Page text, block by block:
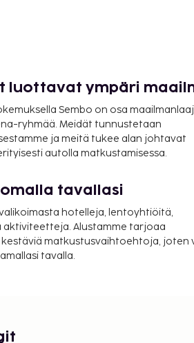
luottavat ympäri
Sembo on osa
ryhmää. Meidät tunnustetaan
ja meitä tukee alan johtavat
autolla matkustamisessa.
tavallasi
hotelleja, lentoyhtiöitä,
aktiviteetteja. Alustamme tarjoaa
matkustusvaihtoehtoja, joten
tavalla.